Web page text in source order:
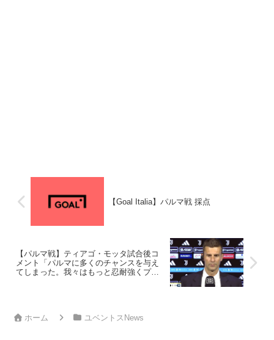
【Goal Italia】パルマ戦 採点
【パルマ戦】ティアゴ・モッタ試合後コ
メント「パルマに多くのチャンスを与え
てしまった。我々はもっと忍耐強くプレ
ホーム ユベントスNews